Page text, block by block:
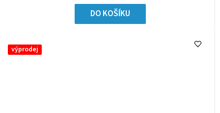
DO KOŠÍKU
výprodej